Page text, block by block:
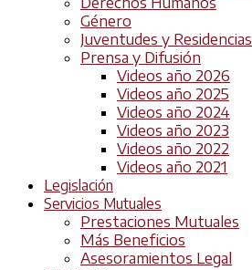
Género
Juventudes y Residencias
Prensa y Difusión
Videos año 2026
Videos año 2025
Videos año 2024
Videos año 2023
Videos año 2022
Videos año 2021
Legislación
Servicios Mutuales
Prestaciones Mutuales
Más Beneficios
Asesoramientos Legal